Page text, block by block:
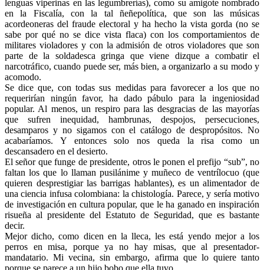
lenguas viperinas en las legumbrerías), como su amigote nombrado
en la Fiscalía, con la tal ñeñepolítica, que son las músicas
acordeoneras del fraude electoral y ha hecho la vista gorda (no se
sabe por qué no se dice vista flaca) con los comportamientos de
militares violadores y con la admisión de otros violadores que son
parte de la soldadesca gringa que viene dizque a combatir el
narcotráfico, cuando puede ser, más bien, a organizarlo a su modo y
acomodo.
Se dice que, con todas sus medidas para favorecer a los que no
requerirían ningún favor, ha dado pábulo para la ingeniosidad
popular. Al menos, un respiro para las desgracias de las mayorías
que sufren inequidad, hambrunas, despojos, persecuciones,
desamparos y no sigamos con el catálogo de despropósitos. No
acabaríamos. Y entonces solo nos queda la risa como un
descansadero en el desierto.
El señor que funge de presidente, otros le ponen el prefijo “sub”, no
faltan los que lo llaman pusilánime y muñeco de ventrílocuo (que
quieren desprestigiar las barrigas hablantes), es un alimentador de
una ciencia infusa colombiana: la chistología. Parece, y sería motivo
de investigación en cultura popular, que le ha ganado en inspiración
risueña al presidente del Estatuto de Seguridad, que es bastante
decir.
Mejor dicho, como dicen en la lleca, les está yendo mejor a los
perros en misa, porque ya no hay misas, que al presentador-
mandatario. Mi vecina, sin embargo, afirma que lo quiere tanto